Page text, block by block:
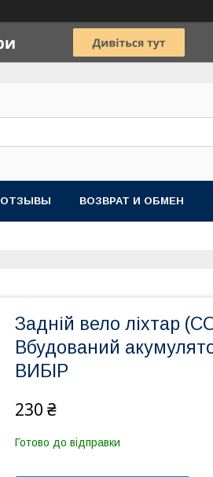
ОТЗЫВЫ ВОЗВРАТ И ОБМЕН
Задній вело ліхтар
Вбудований
ВИБІР
230 ₴
Готово до відправки